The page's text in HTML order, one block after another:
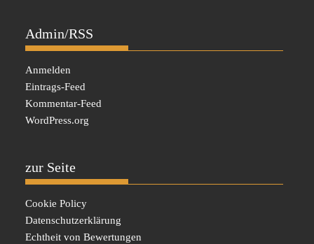
Admin/RSS
Anmelden
Eintrags-Feed
Kommentar-Feed
WordPress.org
zur Seite
Cookie Policy
Datenschutzerklärung
Echtheit von Bewertungen